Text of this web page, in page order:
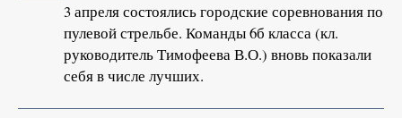
3 апреля состоялись городские соревнования по
пулевой стрельбе. Команды 6б класса (кл.
руководитель Тимофеева В.О.) вновь показали
себя в числе лучших.